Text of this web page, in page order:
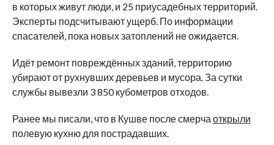
в которых живут люди, и 25 приусадебных территорий.
Эксперты подсчитывают ущерб. По информации
спасателей, пока новых затоплений не ожидается.
Идёт ремонт повреждённых зданий, территорию
убирают от рухнувших деревьев и мусора. За сутки
службы вывезли 3 850 кубометров отходов.
Ранее мы писали, что в Кушве после смерча открыли
полевую кухню для пострадавших.